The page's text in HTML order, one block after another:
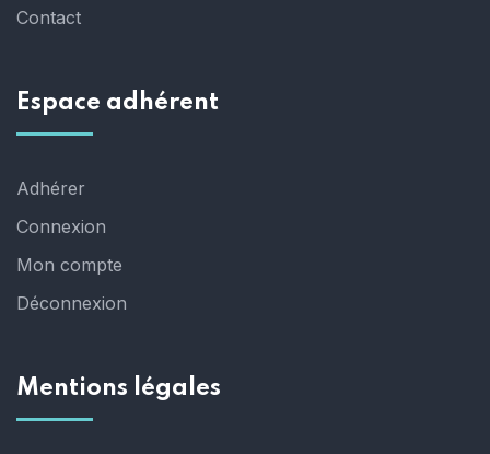
Contact
Espace adhérent
Adhérer
Connexion
Mon compte
Déconnexion
Mentions légales